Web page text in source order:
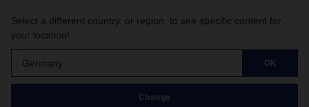
Select a different country, or region, to see specific content for
your location!
Germany OK
Change